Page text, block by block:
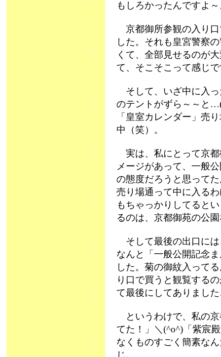
もしろかったんですよ
京都御所参観の入り口
した。それも皇宮警察
くて、全部見せるのが
て、そこそこって感じ
そして、いざ中に入っ
のテントがずら～～と
「皇室カレンダー」売
中（笑）。
実は、私にとって京都
メージがあって、一般
の態度だろうと思って
売り場通って中に入る
もちゃっかりしてると
るのは、京都御苑の公
そして最後の出口には
なんと「一般公開記念
した。菊の御紋入って
り口で買うと観覧する
て最後にしてありまし
というわけで、私の京
てた！」＼(^o^)「紫宸
なくものすごく簡素な
じ。